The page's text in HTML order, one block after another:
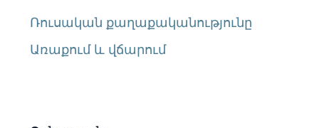
Ռուսական քաղաքականությունը
Առաքում և վճարում